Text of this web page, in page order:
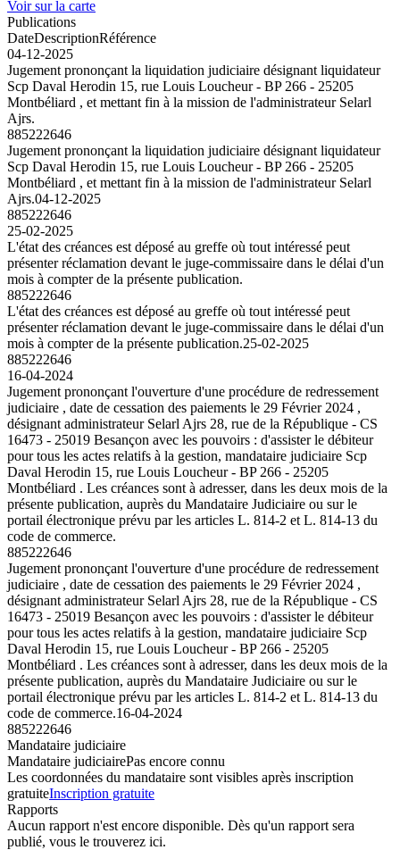
Voir sur la carte
Publications
DateDescriptionRéférence
04-12-2025
Jugement prononçant la liquidation judiciaire désignant liquidateur
Scp Daval Herodin 15, rue Louis Loucheur - BP 266 - 25205
Montbéliard , et mettant fin à la mission de l'administrateur Selarl
Ajrs.
885222646
Jugement prononçant la liquidation judiciaire désignant liquidateur
Scp Daval Herodin 15, rue Louis Loucheur - BP 266 - 25205
Montbéliard , et mettant fin à la mission de l'administrateur Selarl
Ajrs.04-12-2025
885222646
25-02-2025
L'état des créances est déposé au greffe où tout intéressé peut
présenter réclamation devant le juge-commissaire dans le délai d'un
mois à compter de la présente publication.
885222646
L'état des créances est déposé au greffe où tout intéressé peut
présenter réclamation devant le juge-commissaire dans le délai d'un
mois à compter de la présente publication.25-02-2025
885222646
16-04-2024
Jugement prononçant l'ouverture d'une procédure de redressement
judiciaire , date de cessation des paiements le 29 Février 2024 ,
désignant administrateur Selarl Ajrs 28, rue de la République - CS
16473 - 25019 Besançon avec les pouvoirs : d'assister le débiteur
pour tous les actes relatifs à la gestion, mandataire judiciaire Scp
Daval Herodin 15, rue Louis Loucheur - BP 266 - 25205
Montbéliard . Les créances sont à adresser, dans les deux mois de la
présente publication, auprès du Mandataire Judiciaire ou sur le
portail électronique prévu par les articles L. 814-2 et L. 814-13 du
code de commerce.
885222646
Jugement prononçant l'ouverture d'une procédure de redressement
judiciaire , date de cessation des paiements le 29 Février 2024 ,
désignant administrateur Selarl Ajrs 28, rue de la République - CS
16473 - 25019 Besançon avec les pouvoirs : d'assister le débiteur
pour tous les actes relatifs à la gestion, mandataire judiciaire Scp
Daval Herodin 15, rue Louis Loucheur - BP 266 - 25205
Montbéliard . Les créances sont à adresser, dans les deux mois de la
présente publication, auprès du Mandataire Judiciaire ou sur le
portail électronique prévu par les articles L. 814-2 et L. 814-13 du
code de commerce.16-04-2024
885222646
Mandataire judiciaire
Mandataire judiciairePas encore connu
Les coordonnées du mandataire sont visibles après inscription
gratuiteInscription gratuite
Rapports
Aucun rapport n'est encore disponible. Dès qu'un rapport sera
publié, vous le trouverez ici.